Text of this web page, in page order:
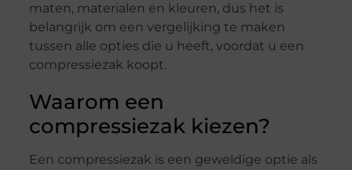
maten, materialen en kleuren, dus het is
belangrijk om een vergelijking te maken
tussen alle opties die u heeft, voordat u een
compressiezak koopt.
Waarom een
compressiezak kiezen?
Een compressiezak is een geweldige optie als